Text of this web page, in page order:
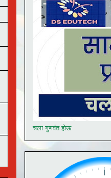
चला गुणवंत होऊ